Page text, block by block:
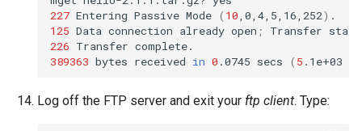
227 Entering Passive Mode ( 10 ,0,4,5,16,252)
125 Data connection already open ;
Transfer
226 Transfer
389363 bytes received in 0 .0745 secs ( 5 .1e+03
Log off the FTP server and exit your ftp client. Type: